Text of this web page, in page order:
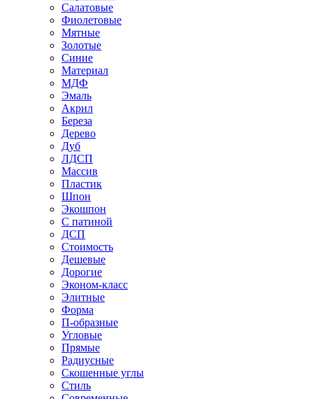
Салатовые
Фиолетовые
Мятные
Золотые
Синие
Материал
МДФ
Эмаль
Акрил
Береза
Дерево
Дуб
ЛДСП
Массив
Пластик
Шпон
Экошпон
С патиной
ДСП
Стоимость
Дешевые
Дорогие
Эконом-класс
Элитные
Форма
П-образные
Угловые
Прямые
Радиусные
Скошенные углы
Стиль